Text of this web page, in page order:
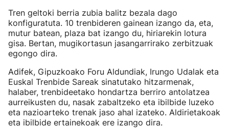
Tren geltoki berria zubia balitz bezala dago
konfiguratuta. 10 trenbideren gainean izango da, eta,
mutur batean, plaza bat izango du, hiriarekin lotura
gisa. Bertan, mugikortasun jasangarrirako zerbitzuak
egongo dira.
Adifek, Gipuzkoako Foru Aldundiak, Irungo Udalak eta
Euskal Trenbide Sareak sinatutako hitzarmenak,
halaber, trenbideetako hondartza berriro antolatzea
aurreikusten du, nasak zabaltzeko eta ibilbide luzeko
eta nazioarteko trenak jaso ahal izateko. Aldirietakoak
eta ibilbide ertainekoak ere izango dira.